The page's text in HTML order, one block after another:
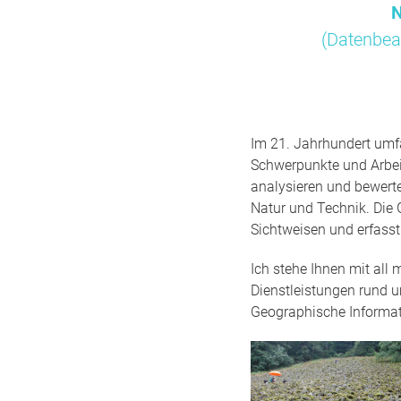
Im 21. Jahrhundert
Schwerpunkte und
analysieren und
Natur und Technik.
Sichtweisen und
Ich stehe Ihnen mit all
Dienstleistungen rund
Geographische